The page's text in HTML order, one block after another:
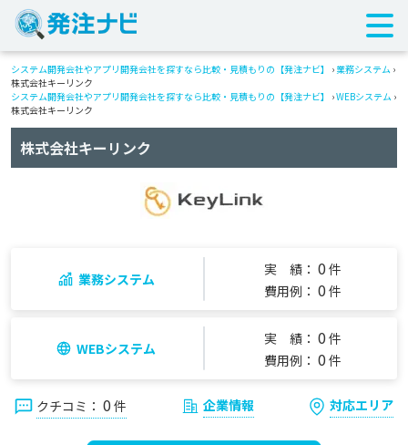
システム開発会社やアプリ開発会社を探すなら比較・見積もりの【発注ナビ】 › 業務システム ›
株式会社キーリンク
システム開発会社やアプリ開発会社を探すなら比較・見積もりの【発注ナビ】
›WEBシステム ›
株式会社キーリンク
株式会社キーリンク
業務システム
実 績： 0 件
費用例： 0 件
WEBシステム
実 績： 0 件
費用例： 0 件
クチコミ： 0 件 企業情報 対応エリア